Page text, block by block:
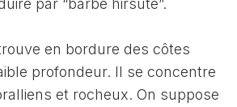
par “barbe hirsute”.
en bordure des côtes
profondeur. Il se concentre
et rocheux. On suppose